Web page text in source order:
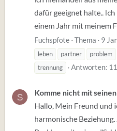
dafür geeignet halte..
einem Jahr mit meinem
Fuchspfote Thema 9
leben
partner problem
trennung
Antworten: 11
S
Komme nicht mit
Hallo, Mein Freund und
harmonische